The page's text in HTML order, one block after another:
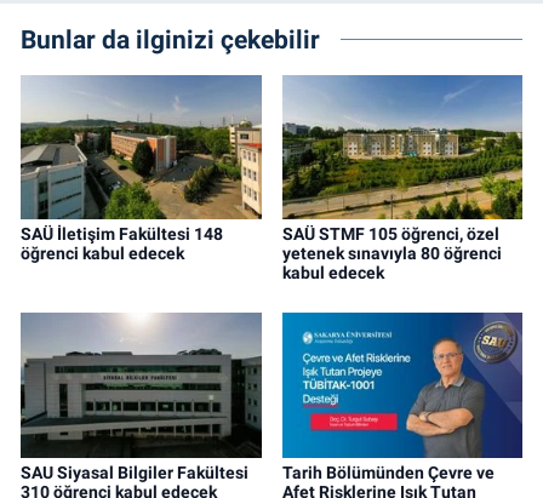
Bunlar da ilginizi çekebilir
SAÜ İletişim Fakültesi 148
öğrenci kabul edecek
SAÜ STMF 105 öğrenci, özel
yetenek sınavıyla 80 öğrenci
kabul edecek
SAU Siyasal Bilgiler Fakültesi
310 öğrenci kabul edecek
Tarih Bölümünden Çevre ve
Afet Risklerine Işık Tutan